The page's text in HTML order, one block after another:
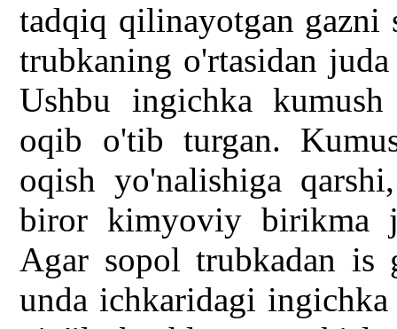
tadqiq qilinayotgan
trubkaning o'rtasidan
Ushbu ingichka
oqib o'tib turgan.
oqish yo'nalishiga
biror kimyoviy birikma
Agar sopol trubkadan is
unda ichkaridagi